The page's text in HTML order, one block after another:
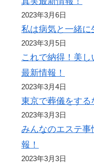
2023年3月6日
私は病気と一緒に
2023年3月5日
これで納得！美
最新情報！
2023年3月4日
東京で葬儀をする
2023年3月3日
みんなのエステ
報！
2023年3月3日